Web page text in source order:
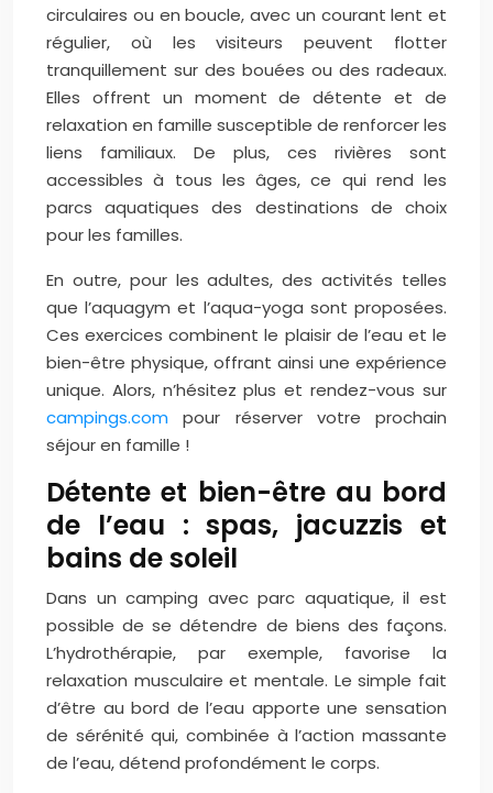
circulaires ou en boucle, avec un courant lent et
régulier, où les visiteurs peuvent flotter
tranquillement sur des bouées ou des radeaux.
Elles offrent un moment de détente et de
relaxation en famille susceptible de renforcer les
liens familiaux. De plus, ces rivières sont
accessibles à tous les âges, ce qui rend les
parcs aquatiques des destinations de choix
pour les familles.
En outre, pour les adultes, des activités telles
que l’aquagym et l’aqua-yoga sont proposées.
Ces exercices combinent le plaisir de l’eau et le
bien-être physique, offrant ainsi une expérience
unique. Alors, n’hésitez plus et rendez-vous sur
campings.com pour réserver votre prochain
séjour en famille !
Détente et bien-être au bord
de l’eau : spas, jacuzzis et
bains de soleil
Dans un camping avec parc aquatique, il est
possible de se détendre de biens des façons.
L’hydrothérapie, par exemple, favorise la
relaxation musculaire et mentale. Le simple fait
d’être au bord de l’eau apporte une sensation
de sérénité qui, combinée à l’action massante
de l’eau, détend profondément le corps.